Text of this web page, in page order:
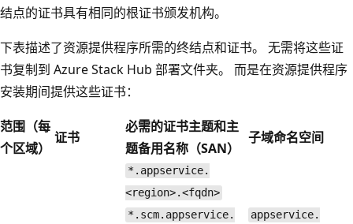
结点的证书具有相同的根证书颁发机构。
下表描述了资源提供程序所需的终结点和证书。 无需将这些证
书复制到 Azure Stack Hub 部署文件夹。 而是在资源提供程序
安装期间提供这些证书：
范围（每
个区域）
证书
必需的证书主题和主
题备用名称（SAN）
子域命名空间
*.appservice.
<region>.<fqdn>
*.scm.appservice.
appservice.